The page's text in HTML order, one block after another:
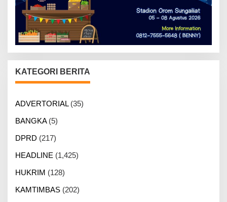
KATEGORI BERITA
ADVERTORIAL(35)
BANGKA(5)
DPRD (217)
HEADLINE (1,425)
HUKRIM (128)
KAMTIMBAS (202)